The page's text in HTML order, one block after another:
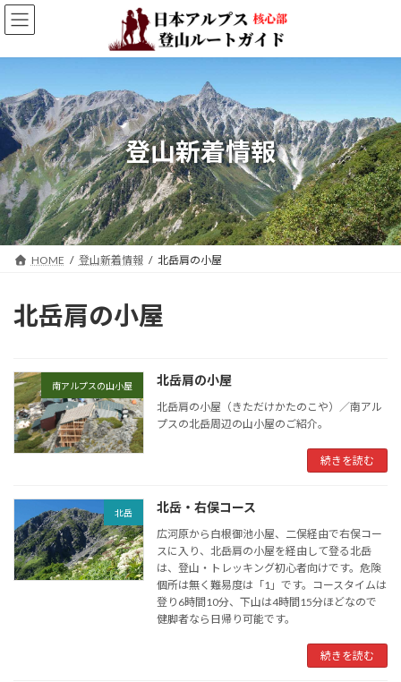
コ
ン
ン
へ
ス
キ
ッ
プ
ナ
ビ
ー
ョ
ン
に
移
動
登山新着情報
HOME 登山新着情報 北岳肩の小屋
北岳肩の小屋
南アルプスの山小屋 北岳肩の小屋
北岳肩の小屋（きただけかたのこや）／南アル
プスの北岳周辺の山小屋のご紹介。
続きを読む
北岳 北岳・右俣コース
広河原から白根御池小屋、二俣経由で右俣コー
スに入り、北岳肩の小屋を経由して登る北岳
は、登山・トレッキング初心者向けです。危険
個所は無く難易度は「1」です。コースタイムは
登り6時間10分、下山は4時間15分ほどなので
健脚者なら日帰り可能です。
続きを読む